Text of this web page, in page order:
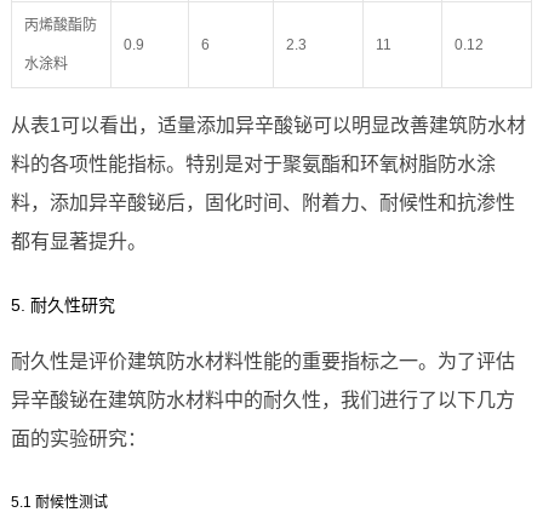
丙烯酸酯防
水涂料
0.9 6 2.3 11 0.12
从表1可以看出，适量添加异辛酸铋可以明显改善建筑防水材
料的各项性能指标。特别是对于聚氨酯和环氧树脂防水涂
料，添加异辛酸铋后，固化时间、附着力、耐候性和抗渗性
都有显著提升。
5. 耐久性研究
耐久性是评价建筑防水材料性能的重要指标之一。为了评估
异辛酸铋在建筑防水材料中的耐久性，我们进行了以下几方
面的实验研究：
5.1 耐候性测试